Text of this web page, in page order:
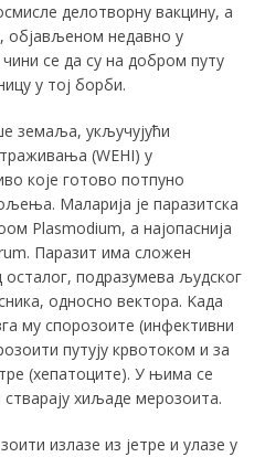
делотворну вакцину, а
недавно у
се да су на добром путу
у тој борби.
земаља, укључујући
(WEHI) у
које готово потпуно
Маларија је паразитска
Plasmodium, а најопаснија
Паразит има сложен
подразумева људског
односно вектора. Kада
му спорозоите (инфективни
путују крвотоком и за
(хепатоците). У њима се
хиљаде мерозоита.
излазе из јетре и улазе у